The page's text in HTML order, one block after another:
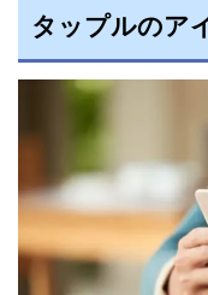
タップルのア